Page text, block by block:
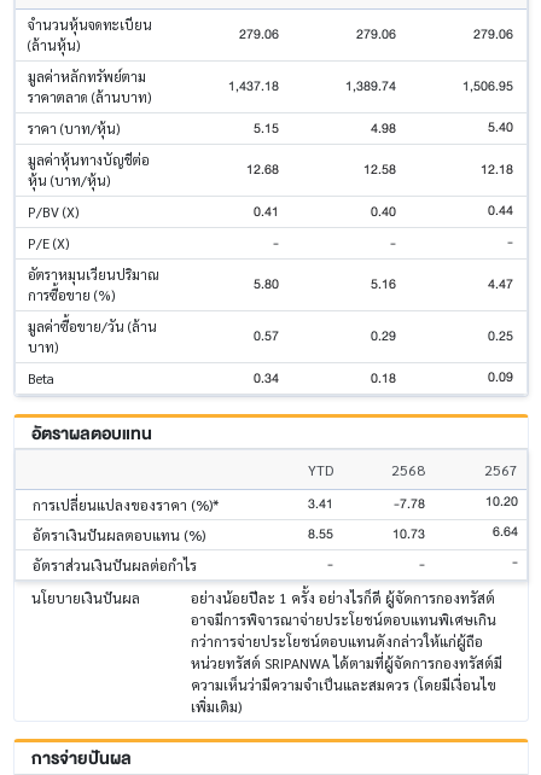
จำนวนหุ้นจดทะเบียน
(ล้านหุ้น)
279.06 279.06 279.06
มูลค่าหลักทรัพย์ตาม
ราคาตลาด (ล้านบาท)
1,437.18 1,389.74 1,506.95
ราคา (บาท/หุ้น) 5.15 4.98 5.40
มูลค่าหุ้นทางบัญชีต่อ
หุ้น (บาท/หุ้น)
12.68 12.58 12.18
P/BV (X) 0.41 0.40 0.44
P/E (X) - - -
อัตราหมุนเวียนปริมาณ
การซื้อขาย (%)
5.80 5.16 4.47
มูลค่าซื้อขาย/วัน (ล้าน
บาท)
0.57 0.29 0.25
Beta 0.34 0.18 0.09
อัตราผลตอบแทน
YTD 2568
2567
การเปลี่ยนแปลงของราคา (%)*
3.41 -7.78 10.20
อัตราเงินปันผลตอบแทน (%) 8.55 10.73 6.64
อัตราส่วนเงินปันผลต่อกำไร - - -
นโยบายเงินปันผล
อย่างน้อยปีละ 1 ครั้ง อย่างไรก็ดี ผู้จัดการกองทรัสต์
อาจมีการพิจารณาจ่ายประโยชน์ตอบแทนพิเศษเกิน
กว่าการจ่ายประโยชน์ตอบแทนดังกล่าวให้แก่ผู้ถือ
หน่วยทรัสต์ SRIPANWA ได้ตามที่ผู้จัดการกองทรัสต์มี
ความเห็นว่ามีความจำเป็นและสมควร (โดยมีเงื่อนไข
เพิ่มเติม)
การจ่ายปันผล